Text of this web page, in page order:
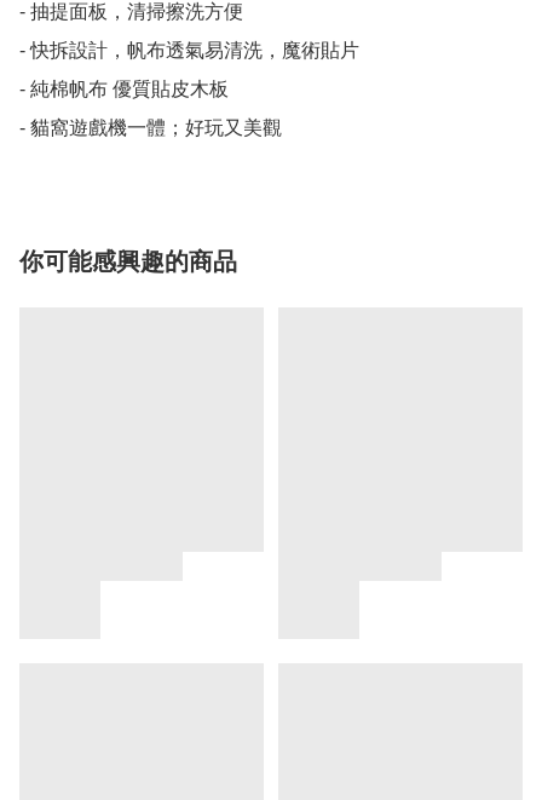
- 抽提面板，清掃擦洗方便
- 快拆設計，帆布透氣易清洗，魔術貼片
- 純棉帆布 優質貼皮木板
- 貓窩遊戲機一體；好玩又美觀
你可能感興趣的商品